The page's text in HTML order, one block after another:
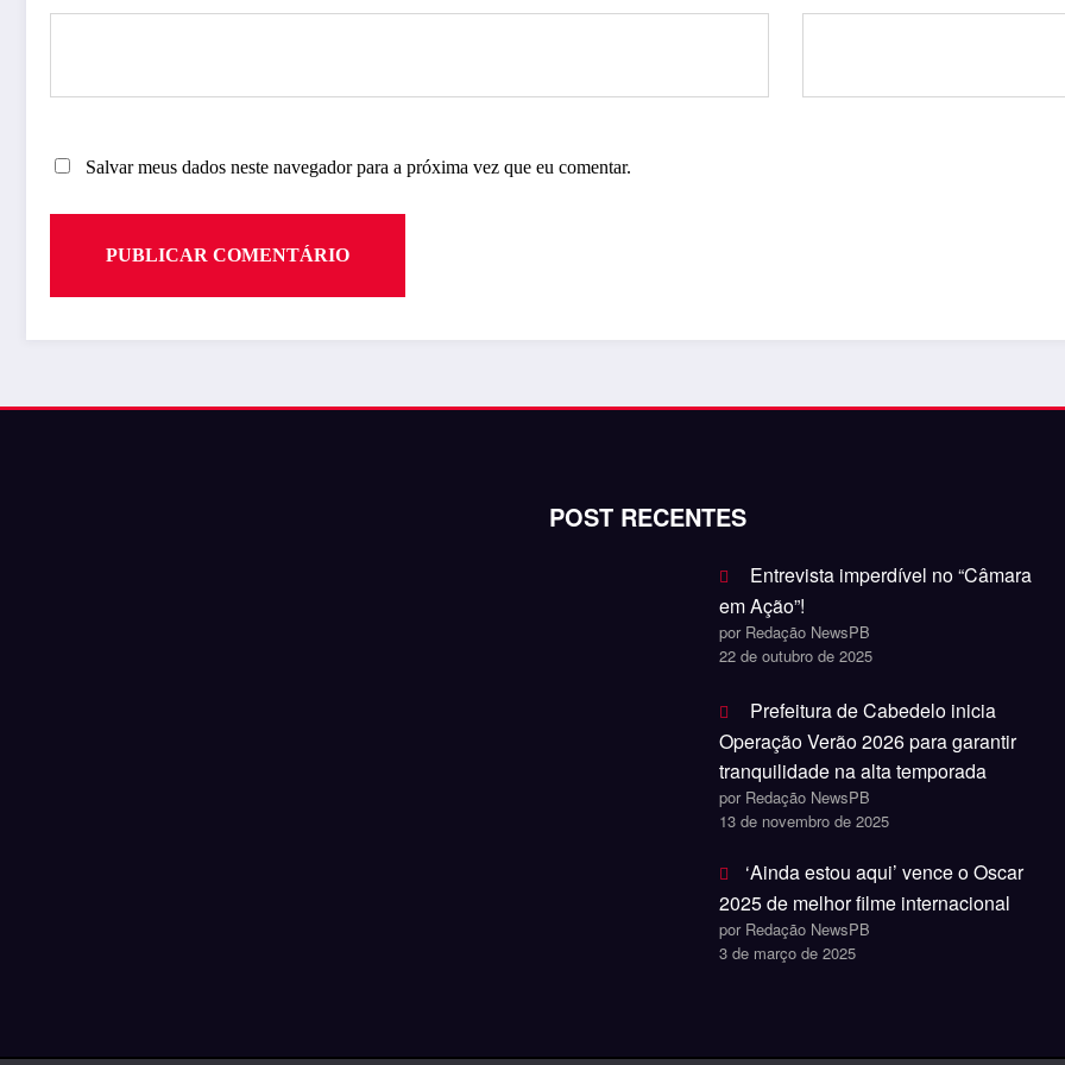
Salvar meus dados neste navegador para a próxima vez que eu comentar.
POST RECENTES
Entrevista imperdível no “Câmara
em Ação”!
por Redação NewsPB
22 de outubro de 2025
Prefeitura de Cabedelo inicia
Operação Verão 2026 para garantir
tranquilidade na alta temporada
por Redação NewsPB
13 de novembro de 2025
‘Ainda estou aqui’ vence o Oscar
2025 de melhor filme internacional
por Redação NewsPB
3 de março de 2025